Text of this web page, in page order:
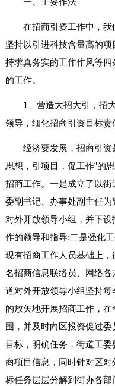
在招商引资工作中，我
坚持以引进科技含量高的
持求真务实的工作作风等
的工作。
1、营造大招大引，招
领导，细化招商引资目标责
经济要发展，招商引资
思想，引项目，促工作”的
招商工作。一是成立了以
委副书记、办事处副主任
对外开放领导小组，并下
作的领导和指导;二是强化
现有招商工作人员基础上
名招商信息联络员、网络
道对外开放领导小组坚持
的放矢地开展招商工作，
围，并及时向区投资促过
目标，明确任务，街道工
商项目信息，同时针对区
标任务层层分解到街办各部